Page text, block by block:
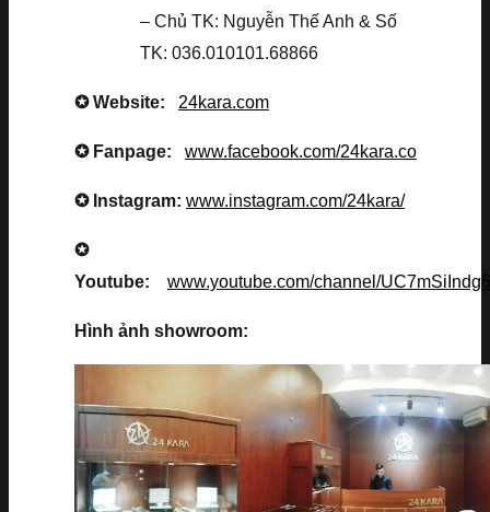
– Chủ TK: Nguyễn Thế Anh & Số
TK: 036.010101.68866
✪ Website: 24kara.com
✪ Fanpage: www.facebook.com/24kara.co
✪ Instagram: www.instagram.com/24kara/
✪
Youtube: www.youtube.com/channel/
Hình ảnh showroom: